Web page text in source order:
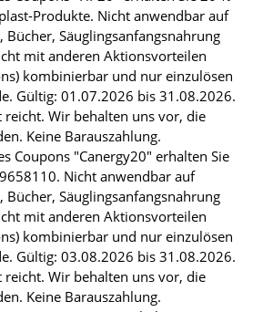
Produkte. Nicht anwendbar auf
Säuglingsanfangsnahrung
mit anderen Aktionsvorteilen
kombinierbar und nur einzulösen
Gültig: 01.07.2026 bis 31.08.2026.
reicht. Wir behalten uns vor, die
Keine Barauszahlung.
Coupons "Canergy20" erhalten Sie
Nicht anwendbar auf
Säuglingsanfangsnahrung
mit anderen Aktionsvorteilen
kombinierbar und nur einzulösen
Gültig: 03.08.2026 bis 31.08.2026.
reicht. Wir behalten uns vor, die
Keine Barauszahlung.